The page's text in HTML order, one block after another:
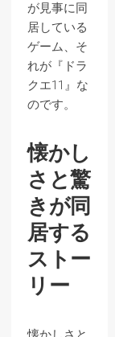
が見事に同
居している
ゲーム、そ
れが『ドラ
クエ11』な
のです。
懐かし
さと驚
きが同
居する
ストー
リー